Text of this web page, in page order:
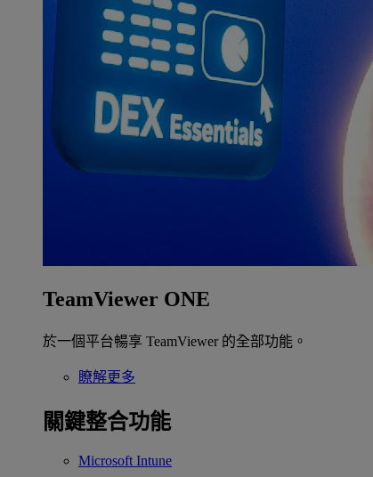
TeamViewer ONE
於一個平台暢享 TeamViewer 的全部功能。
瞭解更多
關鍵整合功能
Microsoft Intune